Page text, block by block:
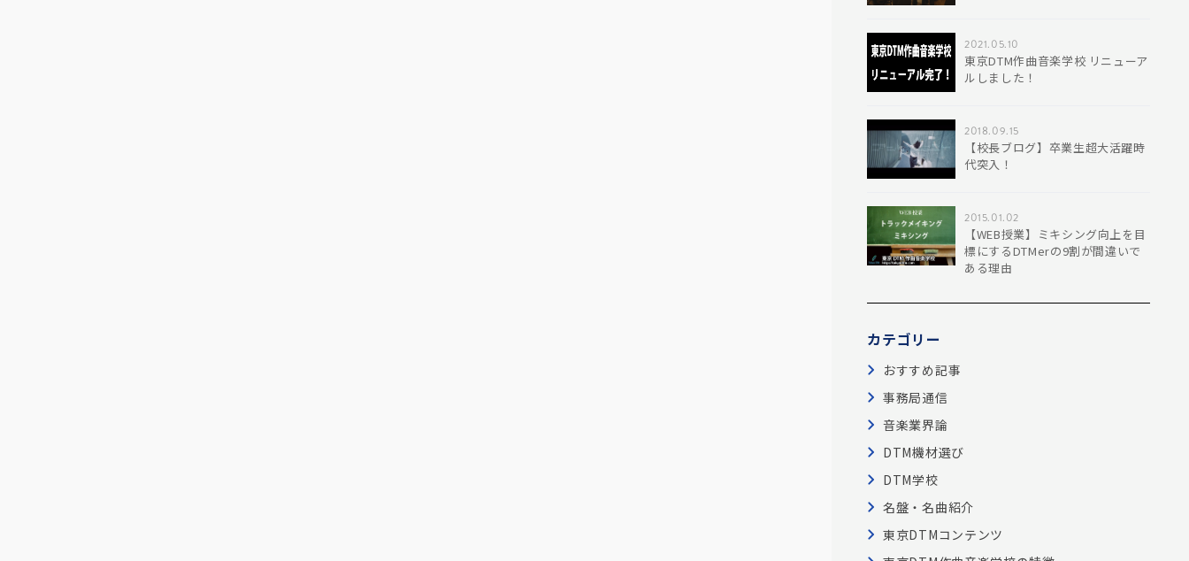
2021.05.10
東京DTM作曲音楽学校 リニューア
ルしました！
2018.09.15
【校長ブログ】卒業生超大活躍時
代突入！
2015.01.02
【WEB授業】ミキシング向上を目
標にするDTMerの9割が間違いで
ある理由
カテゴリー
おすすめ記事
事務局通信
音楽業界論
DTM機材選び
DTM学校
名盤・名曲紹介
東京DTMコンテンツ